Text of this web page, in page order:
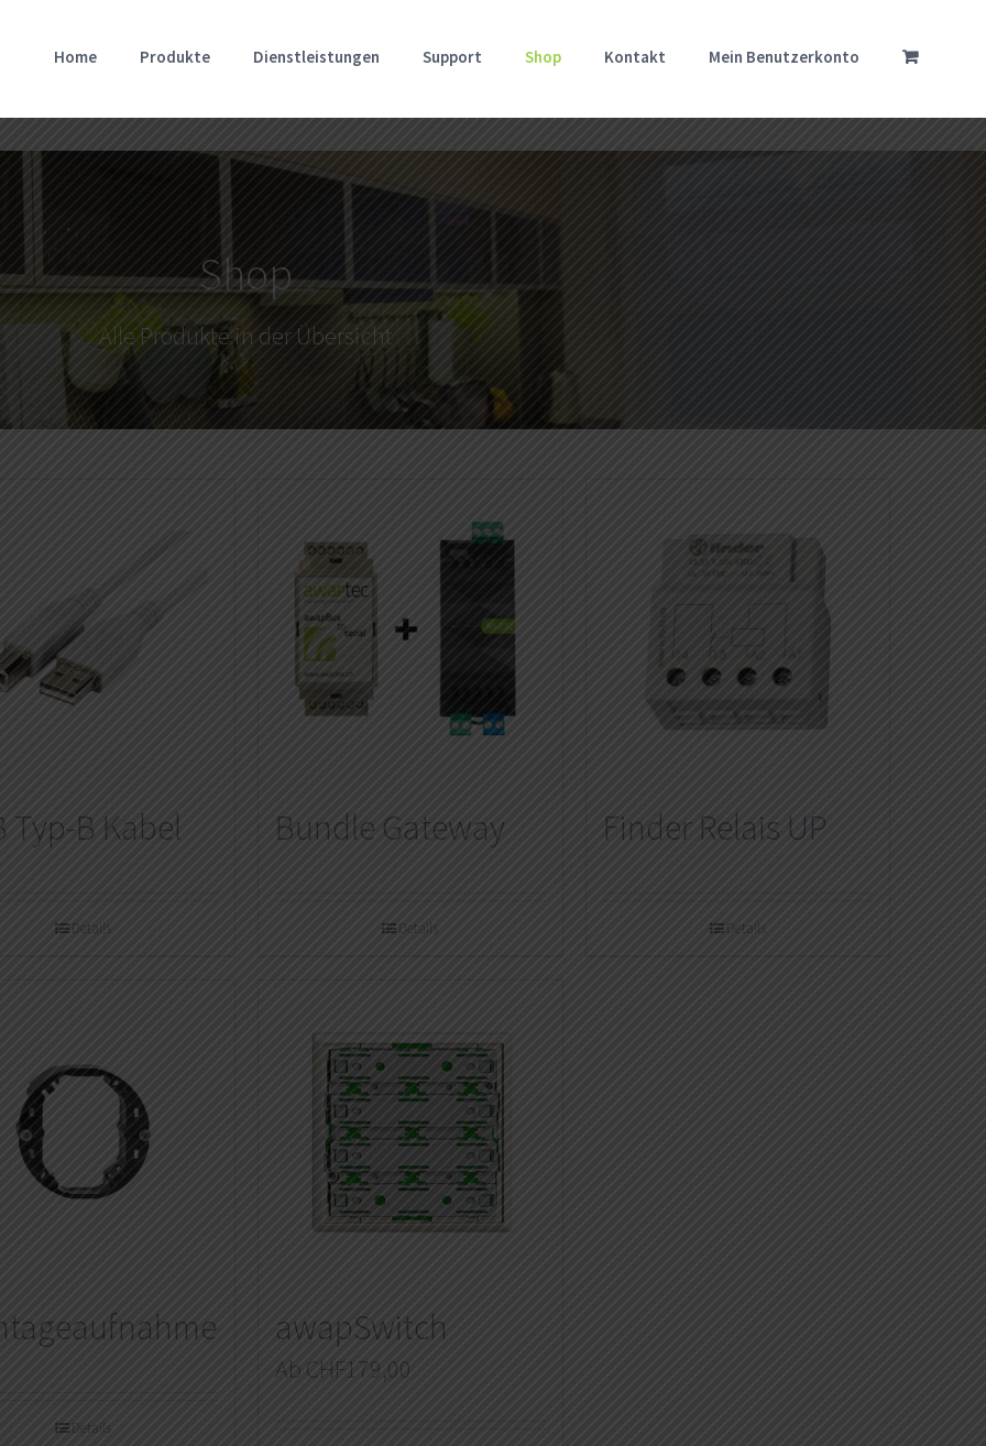
Home Produkte Dienstleistungen Support Shop Kontakt Mein Benutzerkonto
Shop
Alle Produkte in der Übersicht
Typ-B Kabel
Details
Bundle Gateway
Details
Finder Relais UP
Details
Details
awapSwitch
Ab CHF179,00